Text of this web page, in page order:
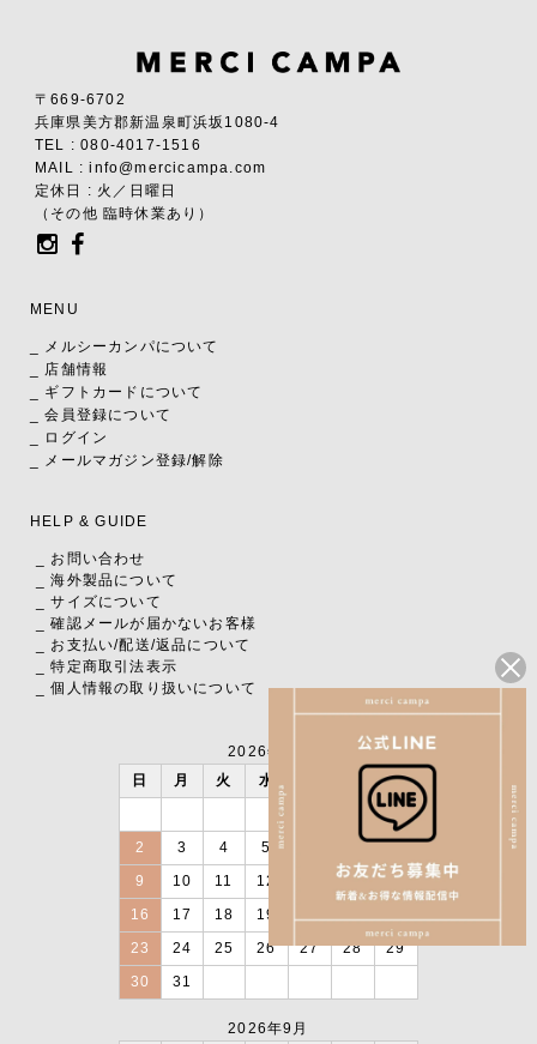
〒669-6702
兵庫県美方郡新温泉町浜坂1080-4
TEL : 080-4017-1516
MAIL : info@mercicampa.com
定休日 : 火／日曜日
（その他 臨時休業あり）
MENU
_ メルシーカンパについて
_ 店舗情報
_ ギフトカードについて
_ 会員登録について
_ ログイン
_ メールマガジン登録/解除
HELP & GUIDE
_ お問い合わせ
_ 海外製品について
_ サイズについて
_ 確認メールが届かないお客様
_ お支払い/配送/返品について
_ 特定商取引法表示
_ 個人情報の取り扱いについて
2026年8月
日
月 火 水
土
1
2
3 4 5
8
9
10 11 12 14
15
16
17 18 19
23
24 25 26 27 28
29
30
31
2026年9月